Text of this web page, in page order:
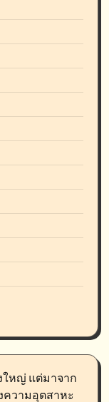
ใหญ่ แต่มาจาก
ความอุตสาหะ